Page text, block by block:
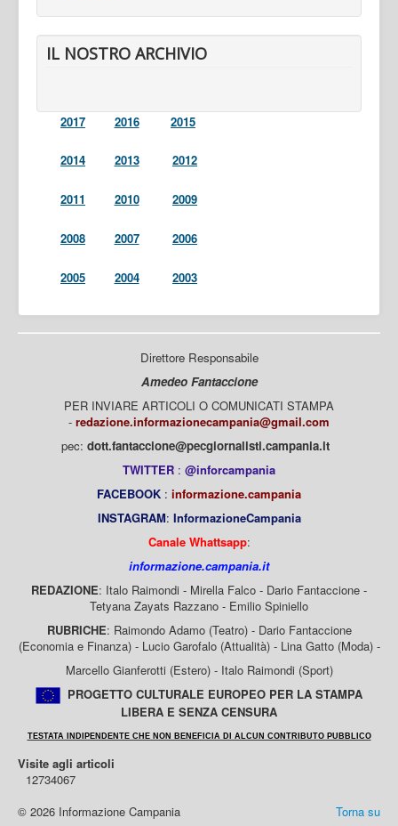
IL NOSTRO ARCHIVIO
2017 2016 2015
2014 2013 2012
2011 2010 2009
2008 2007 2006
2005 2004 2003
Direttore Responsabile
Amedeo Fantaccione
PER INVIARE ARTICOLI O COMUNICATI STAMPA
- redazione.informazionecampania@gmail.com
pec: dott.fantaccione@pecgiornalisti.campania.it
TWITTER : @inforcampania
FACEBOOK : informazione.campania
INSTAGRAM: InformazioneCampania
Canale Whattsapp:
informazione.campania.it
REDAZIONE: Italo Raimondi - Mirella Falco - Dario Fantaccione -
Tetyana Zayats Razzano - Emilio Spiniello
RUBRICHE: Raimondo Adamo (Teatro) - Dario Fantaccione
(Economia e Finanza) - Lucio Garofalo (Attualità) - Lina Gatto (Moda) -
Marcello Gianferotti (Estero) - Italo Raimondi (Sport)
PROGETTO CULTURALE EUROPEO PER LA STAMPA
LIBERA E SENZA CENSURA
TESTATA INDIPENDENTE CHE NON BENEFICIA DI ALCUN CONTRIBUTO PUBBLICO
Visite agli articoli
12734067
Torna su
© 2026 Informazione Campania